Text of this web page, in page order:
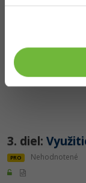
2. diel:
3. diel:
PRO Nehodnotené